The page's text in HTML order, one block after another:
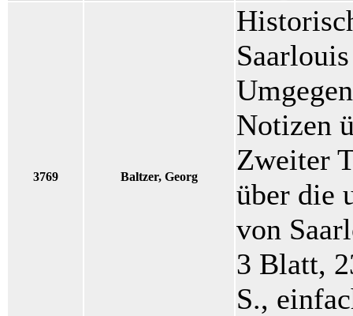
3769 Baltzer, Georg
Notizen
Zweiter
über die
von
3 Blatt,
S.,